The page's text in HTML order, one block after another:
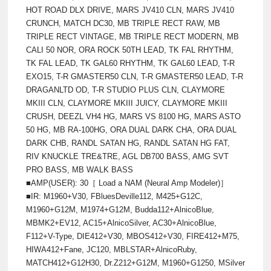
HOT ROAD DLX DRIVE, MARS JV410 CLN, MARS JV410
CRUNCH, MATCH DC30, MB TRIPLE RECT RAW, MB
TRIPLE RECT VINTAGE, MB TRIPLE RECT MODERN, MB
CALI 50 NOR, ORA ROCK 50TH LEAD, TK FAL RHYTHM,
TK FAL LEAD, TK GAL60 RHYTHM, TK GAL60 LEAD, T-R
EXO15, T-R GMASTER50 CLN, T-R GMASTER50 LEAD, T-R
DRAGANLTD OD, T-R STUDIO PLUS CLN, CLAYMORE
MKIII CLN, CLAYMORE MKIII JUICY, CLAYMORE MKIII
CRUSH, DEEZL VH4 HG, MARS VS 8100 HG, MARS ASTO
50 HG, MB RA-100HG, ORA DUAL DARK CHA, ORA DUAL
DARK CHB, RANDL SATAN HG, RANDL SATAN HG FAT,
RIV KNUCKLE TRE&TRE, AGL DB700 BASS, AMG SVT
PRO BASS, MB WALK BASS
■AMP(USER): 30［ Load a NAM (Neural Amp Modeler)］
■IR: M1960+V30, FBluesDeville112, M425+G12C,
M1960+G12M, M1974+G12M, Budda112+AlnicoBlue,
MBMK2+EV12, AC15+AlnicoSilver, AC30+AlnicoBlue,
F112+V-Type, DIE412+V30, MBOS412+V30, FIRE412+M75,
HIWA412+Fane, JC120, MBLSTAR+AlnicoRuby,
MATCH412+G12H30, Dr.Z212+G12M, M1960+G1250, MSilver